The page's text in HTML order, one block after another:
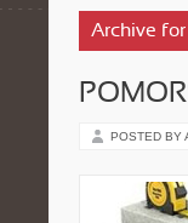
Archive for
POSTED BY